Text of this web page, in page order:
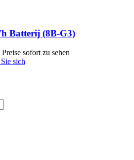
Batterij (8B-G3)
sofort zu sehen
sich